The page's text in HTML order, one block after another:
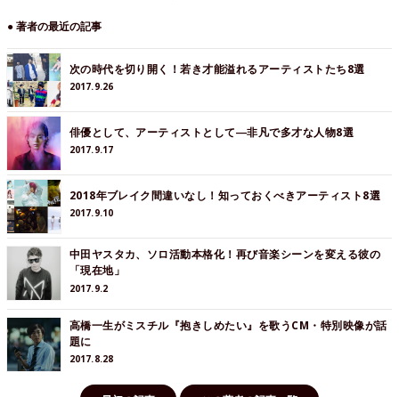
● 著者の最近の記事
次の時代を切り開く！若き才能溢れるアーティストたち8選
2017.9.26
俳優として、アーティストとして―非凡で多才な人物8選
2017.9.17
2018年ブレイク間違いなし！知っておくべきアーティスト8選
2017.9.10
中田ヤスタカ、ソロ活動本格化！再び音楽シーンを変える彼の
「現在地」
2017.9.2
高橋一生がミスチル『抱きしめたい』を歌うCM・特別映像が話
題に
2017.8.28